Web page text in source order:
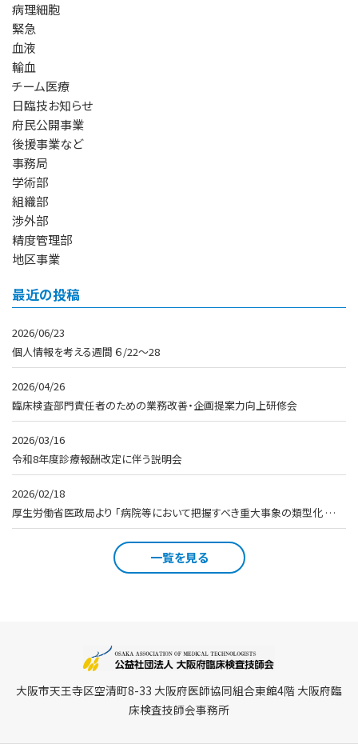
病理細胞
緊急
血液
輸血
チーム医療
日臨技お知らせ
府民公開事業
後援事業など
事務局
学術部
組織部
渉外部
精度管理部
地区事業
最近の投稿
2026/06/23
個人情報を考える週間 ６/22～28
2026/04/26
臨床検査部門責任者のための業務改善・企画提案力向上研修会
2026/03/16
令和8年度診療報酬改定に伴う説明会
2026/02/18
厚生労働省医政局より 「病院等において把握すべき重大事象の類型化 …
一覧を見る
大阪市天王寺区空清町8-33 大阪府医師協同組合東館4階 大阪府臨
床検査技師会事務所